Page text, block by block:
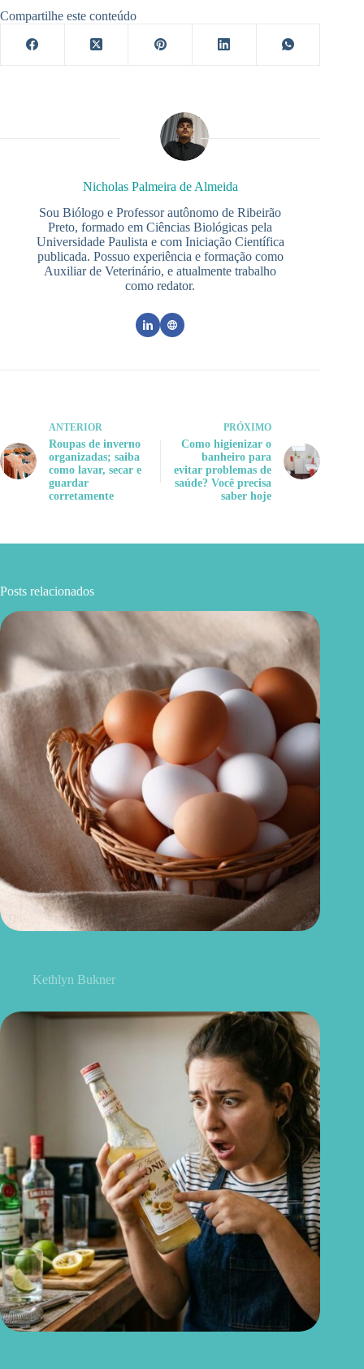
Compartilhe este conteúdo
Nicholas Palmeira de Almeida
Sou Biólogo e Professor autônomo de Ribeirão
Preto, formado em Ciências Biológicas pela
Universidade Paulista e com Iniciação Científica
publicada. Possuo experiência e formação como
Auxiliar de Veterinário, e atualmente trabalho
como redator.
ANTERIOR
Roupas de inverno
organizadas; saiba
como lavar, secar e
guardar
corretamente
PRÓXIMO
Como higienizar o
banheiro para
evitar problemas de
saúde? Você precisa
saber hoje
Posts relacionados
Kethlyn Bukner